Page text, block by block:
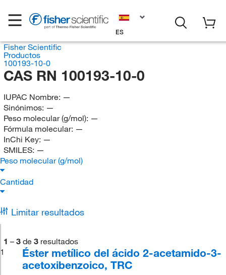
ES
Fisher Scientific
Productos
100193-10-0
CAS RN 100193-10-0
IUPAC Nombre: —
Sinónimos: —
Peso molecular (g/mol): —
Fórmula molecular: —
InChi Key: —
SMILES: —
Peso molecular (g/mol)
Cantidad
Limitar resultados
1 – 3 de 3 resultados
1
Éster metílico del ácido 2-acetamido-3-
acetoxibenzoico, TRC